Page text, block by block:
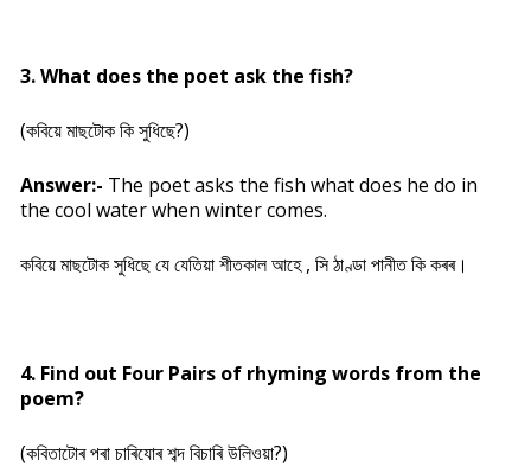
3. What does the poet ask the fish?
(কবিয়ে মাছটোক কি সুধিছে?)
Answer:- The poet asks the fish what does he do in
the cool water when winter comes.
কবিয়ে মাছটোক সুধিছে যে যেতিয়া শীতকাল আহে , সি ঠাণ্ডা পানীত কি কৰৰ।
4. Find out Four Pairs of rhyming words from the
poem?
(কবিতাটোৰ পৰা চাৰিযোৰ শব্দ বিচাৰি উলিওয়া?)